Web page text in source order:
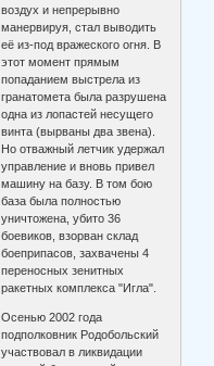
воздух и непрерывно
манервируя, стал выводить
её из-под вражеского огня. В
этот момент прямым
попаданием выстрела из
гранатомета была разрушена
одна из лопастей несущего
винта (вырваны два звена).
Но отважный летчик удержал
управление и вновь привел
машину на базу. В том бою
база была полностью
уничтожена, убито 36
боевиков, взорван склад
боеприпасов, захвачены 4
переносных зенитных
ракетных комплекса "Игла".
Осенью 2002 года
подполковник Родобольский
участвовал в ликвидации